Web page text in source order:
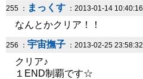
255 ： まっくす ：2013-01-14 10:40:16
なんとかクリア！！
256 ： 宇宙撫子 ：2013-02-25 23:58:32
クリア♪
１END制覇です☆